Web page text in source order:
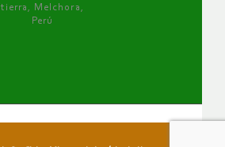
tierra, Melchora,
Perú